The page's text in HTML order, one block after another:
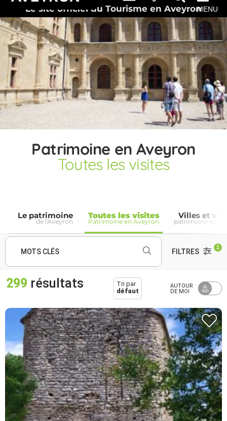
Le site officiel du Tourisme en AveyronMENU
Patrimoine en Aveyron
Toutes les visites
Le patrimoine
de l'Aveyron
Toutes les visites
Patrimoine en Aveyron
Villes et
patrimoine en
MOTS CLÉS FILTRES
2
299 résultats
Tri par
défaut
AUTOUR
DE MOI